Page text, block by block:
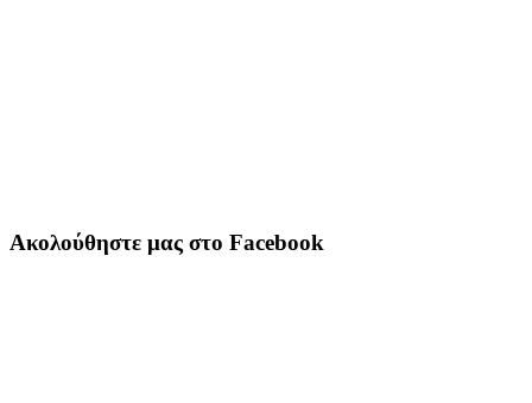
Ακολούθηστε μας στο Facebook